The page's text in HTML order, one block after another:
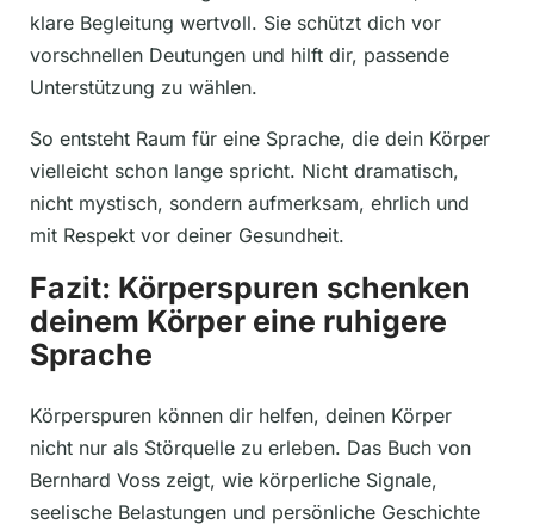
klare Begleitung wertvoll. Sie schützt dich vor
vorschnellen Deutungen und hilft dir, passende
Unterstützung zu wählen.
So entsteht Raum für eine Sprache, die dein Körper
vielleicht schon lange spricht. Nicht dramatisch,
nicht mystisch, sondern aufmerksam, ehrlich und
mit Respekt vor deiner Gesundheit.
Fazit: Körperspuren schenken
deinem Körper eine ruhigere
Sprache
Körperspuren können dir helfen, deinen Körper
nicht nur als Störquelle zu erleben. Das Buch von
Bernhard Voss zeigt, wie körperliche Signale,
seelische Belastungen und persönliche Geschichte